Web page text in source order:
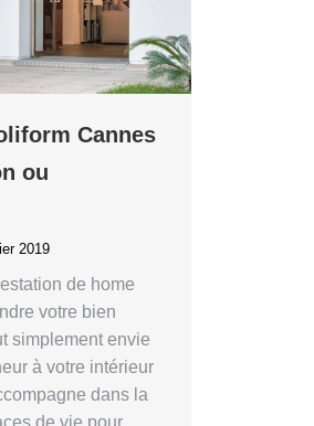
Cannes
ou
2019
de home
votre bien
simplement envie
à votre intérieur
dans la
de vie pour